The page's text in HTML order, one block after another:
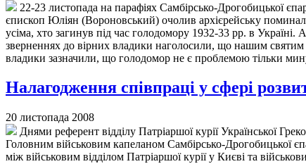
22-23 листопада на парафіях Самбірсько-Дрогобицької
єпископ Юліян (Вороновський) очолив архієрейську
усіма, хто загинув під час голодомору 1932-33 рр. в
зверненнях до вірних владики наголосили, що нашим
владики зазначили, що голодомор не є проблемою тільки
Налагодження співпраці у сфері
20 листопада 2008
Днями референт відділу Патріаршої курії Української
Головним військовим капеланом Самбірсько-Дрогобицької
між військовим відділом Патріаршої курії у Києві та